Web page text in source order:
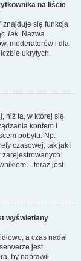
na liście
znajduje się funkcja
Tak. Nazwa
moderatorów i dla
ukrytych
niż ta, w której się
kontem i
pobytu. Np.
czasowej, tak jak i
zarejestrowanych
– teraz jest
wyświetlany
a czas nadal
jest
by naprawił